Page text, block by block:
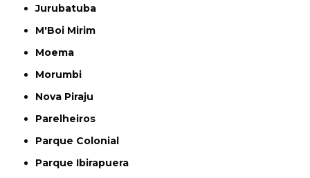
Jurubatuba
M'Boi Mirim
Moema
Morumbi
Nova Piraju
Parelheiros
Parque Colonial
Parque Ibirapuera